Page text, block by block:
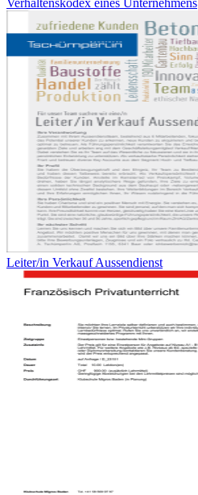
Verhaltenskodex eines Unternehmens
Leiter/in Verkauf Aussendienst